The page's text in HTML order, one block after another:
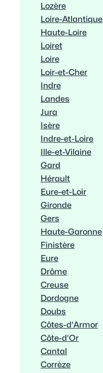
Lozère
Loire-Atlantique
Haute-Loire
Loiret
Loire
Loir-et-Cher
Indre
Landes
Jura
Isère
Indre-et-Loire
Ille-et-Vilaine
Gard
Hérault
Eure-et-Loir
Gironde
Gers
Haute-Garonne
Finistère
Eure
Drôme
Creuse
Dordogne
Doubs
Côtes-d'Armor
Côte-d'Or
Cantal
Corrèze